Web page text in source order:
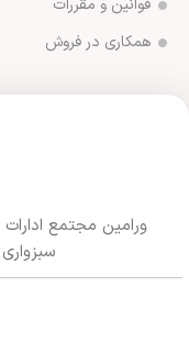
همکاری در فروش
ورامین مجتمع ادارات